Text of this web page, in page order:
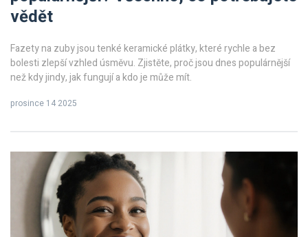
vědět
Fazety na zuby jsou tenké keramické plátky, které rychle a bez
bolesti zlepší vzhled úsměvu. Zjistěte, proč jsou dnes populárnější
než kdy jindy, jak fungují a kdo je může mít.
prosince 14 2025